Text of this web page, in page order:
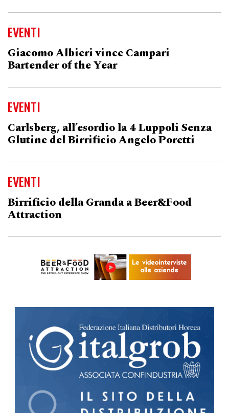
EVENTI
Giacomo Albieri vince Campari
Bartender of the Year
EVENTI
Carlsberg, all’esordio la 4 Luppoli Senza
Glutine del Birrificio Angelo Poretti
EVENTI
Birrificio della Granda a Beer&Food
Attraction